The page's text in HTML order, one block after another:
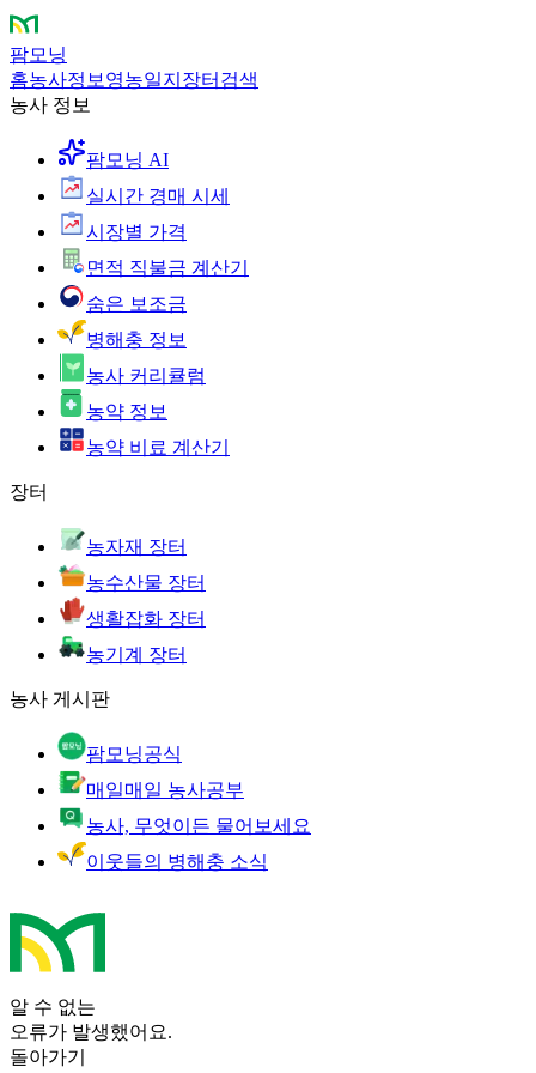
팜모닝
홈농사정보 영농일지 장터 검색
농사 정보
팜모닝 AI
실시간 경매 시세
시장별 가격
면적 직불금 계산기
숨은 보조금
병해충 정보
농사 커리큘럼
농약 정보
농약 비료 계산기
장터
농자재 장터
농수산물 장터
생활잡화 장터
농기계 장터
농사 게시판
팜모닝공식
매일매일 농사공부
농사, 무엇이든 물어보세요
이웃들의 병해충 소식
알 수 없는
오류가 발생했어요.
돌아가기